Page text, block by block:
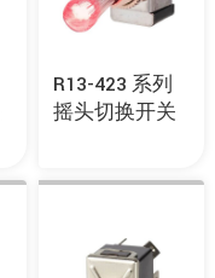
R13-423 系列
摇头切换开关